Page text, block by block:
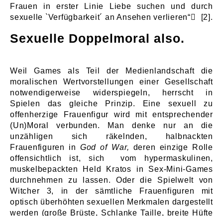
Frauen in erster Linie Liebe suchen und durch
sexuelle `Verfügbarkeit´ an Ansehen verlieren“
[2] .
Sexuelle Doppelmoral also.
Weil Games als Teil der Medienlandschaft die
moralischen Wertvorstellungen einer Gesellschaft
notwendigerweise widerspiegeln, herrscht in
Spielen das gleiche Prinzip. Eine sexuell zu
offenherzige Frauenfigur wird mit entsprechender
(Un)Moral verbunden. Man denke nur an die
unzähligen sich räkelnden, halbnackten
Frauenfiguren in God of War, deren einzige Rolle
offensichtlich ist, sich vom hypermaskulinen,
muskelbepackten Held Kratos in Sex-Mini-Games
durchnehmen zu lassen. Oder die Spielwelt von
Witcher 3, in der sämtliche Frauenfiguren mit
optisch überhöhten sexuellen Merkmalen dargestellt
werden (große Brüste, Schlanke Taille, breite Hüfte